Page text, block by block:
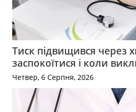
Тиск підвищився через
заспокоїтися і коли
Четвер, 6 Серпня, 2026